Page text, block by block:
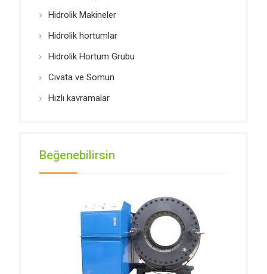
Hidrolik Makineler
Hidrolik hortumlar
Hidrolik Hortum Grubu
Cıvata ve Somun
Hızlı kavramalar
Beğenebilirsin